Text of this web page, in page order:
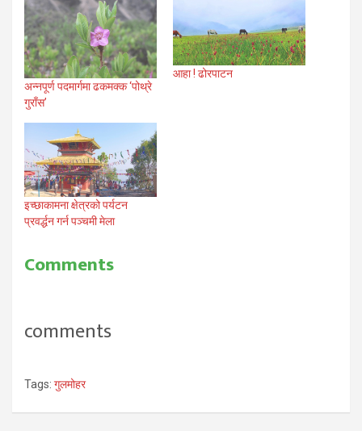
अन्नपूर्ण पदमार्गमा ढकमक्क ‘पोथ्रे
गुराँस’
आहा ! ढोरपाटन
इच्छाकामना क्षेत्रको पर्यटन
प्रवर्द्धन गर्न पञ्चमी मेला
Comments
comments
Tags: गुलमोहर